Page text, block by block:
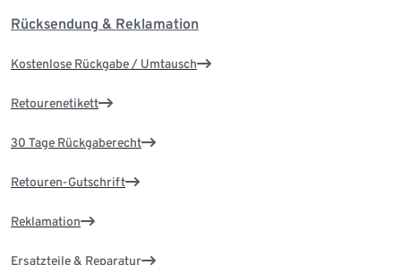
Rücksendung & Reklamation
Kostenlose Rückgabe / Umtausch
Retourenetikett
30 Tage Rückgaberecht
Retouren-Gutschrift
Reklamation
Ersatzteile & Reparatur